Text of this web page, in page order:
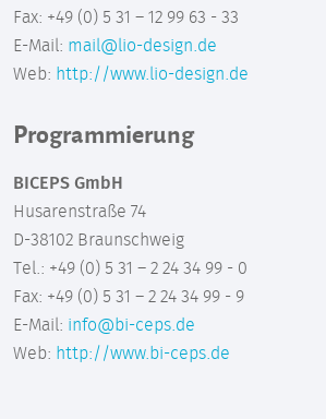
Fax: +49 (0) 5 31 – 12 99 63 - 33
E-Mail: mail@lio-design.de
Web: http://www.lio-design.de
Programmierung
BICEPS GmbH
Husarenstraße 74
D-38102 Braunschweig
Tel.: +49 (0) 5 31 – 2 24 34 99 - 0
Fax: +49 (0) 5 31 – 2 24 34 99 - 9
E-Mail: info@bi-ceps.de
Web: http://www.bi-ceps.de